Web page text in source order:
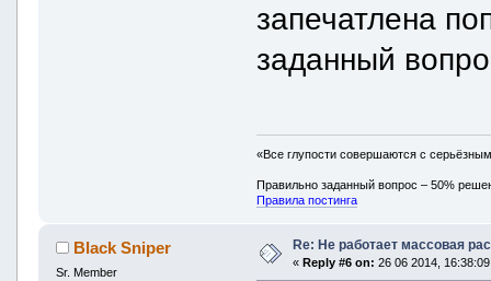
запечатлена
заданный
«Все глупости совершаются с
Правильно заданный вопрос – 50%
Правила постинга
Black Sniper
Sr. Member
Re: Не работает массовая
« Reply #6 on: 26 06 2014,